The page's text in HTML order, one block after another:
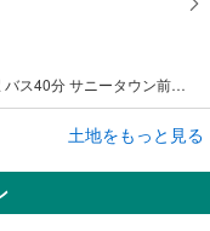
東北本線 「仙台」駅 バス40分 サニータウン前下車 バス停下車 徒歩1分
2丁目
土地をもっと見る